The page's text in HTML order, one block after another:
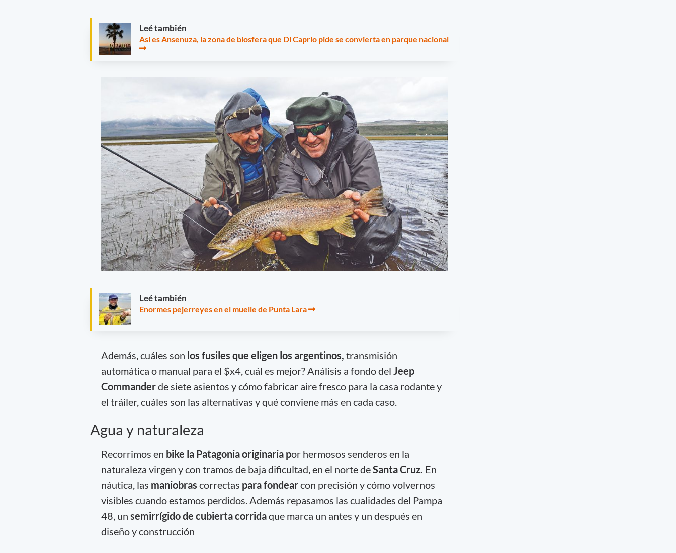
Leé también
Así es Ansenuza, la zona de biosfera que Di Caprio pide se convierta en parque nacional
Leé también
Enormes pejerreyes en el muelle de Punta Lara
Además, cuáles son los fusiles que eligen los argentinos, transmisión
automática o manual para el $x4, cuál es mejor? Análisis a fondo del Jeep
Commanderde siete asientos y cómo fabricar aire fresco para la casa rodante y
el tráiler, cuáles son las alternativas y qué conviene más en cada caso.
Agua y naturaleza
Recorrimos en bike la Patagonia originaria por hermosos senderos en la
naturaleza virgen y con tramos de baja dificultad, en el norte deSanta Cruz. En
náutica, las maniobras correctas para fondearcon precisión y cómo volvernos
visibles cuando estamos perdidos. Además repasamos las cualidades del Pampa
48, un semirrígido de cubierta corridaque marca un antes y un después en
diseño y construcción